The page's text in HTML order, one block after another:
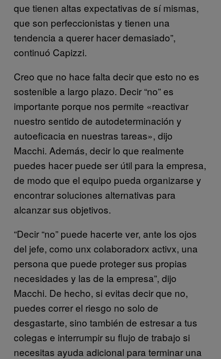
que tienen altas expectativas de sí mismas,
que son perfeccionistas y tienen una
tendencia a querer hacer demasiado”,
continuó Capizzi.
Creo que no hace falta decir que esto no es
sostenible a largo plazo. Decir “no” es
importante porque nos permite «reactivar
nuestro sentido de autodeterminación y
autoeficacia en nuestras tareas», dijo
Macchi. Además, decir lo que realmente
puedes hacer puede ser útil para la empresa,
de modo que el equipo pueda organizarse y
encontrar soluciones alternativas para
alcanzar sus objetivos.
“Decir “no” puede hacerte ver, ante los ojos
del jefe, como unx colaboradorx activx, una
persona que puede proteger sus propias
necesidades y las de la empresa”, dijo
Macchi. De hecho, si evitas decir que no,
puedes correr el riesgo no solo de
desgastarte, sino también de estresar a tus
colegas e interrumpir su flujo de trabajo si
necesitas ayuda adicional para terminar una